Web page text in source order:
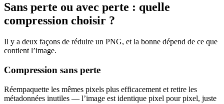
Sans perte ou avec perte : quelle
compression choisir ?
Il y a deux façons de réduire un PNG, et la bonne dépend de ce que
contient l’image.
Compression sans perte
Réempaquette les mêmes pixels plus efficacement et retire les
métadonnées inutiles — l’image est identique pixel pour pixel, juste